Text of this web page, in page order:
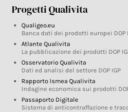
Progetti Qualivita
Qualigeo.eu
Banca dati dei prodotti europei DOP
Atlante Qualivita
La pubblicazione dei prodotti DOP
Osservatorio Qualivita
Dati ed analisi del settore DOP IGP
Rapporto Ismea Qualivita
Indagine economica sui prodotti
Passaporto Digitale
Sistema di anticontraffazione e